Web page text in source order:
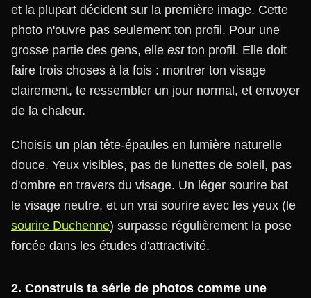
et la plupart décident sur la première image. Cette
photo n'ouvre pas seulement ton profil. Pour une
grosse partie des gens, elle estton profil. Elle doit
faire trois choses à la fois : montrer ton visage
clairement, te ressembler un jour normal, et envoyer
de la chaleur.
Choisis un plan tête-épaules en lumière naturelle
douce. Yeux visibles, pas de lunettes de soleil, pas
d'ombre en travers du visage. Un léger sourire bat
le visage neutre, et un vrai sourire avec les yeux (le
sourire Duchenne) surpasse régulièrement la pose
forcée dans les études d'attractivité.
2. Construis ta série de photos comme une